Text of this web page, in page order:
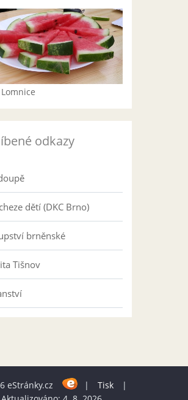
odkazy
dětí (DKC Brno)
brněnské
Tišnov
eStránky.cz | Tisk
|